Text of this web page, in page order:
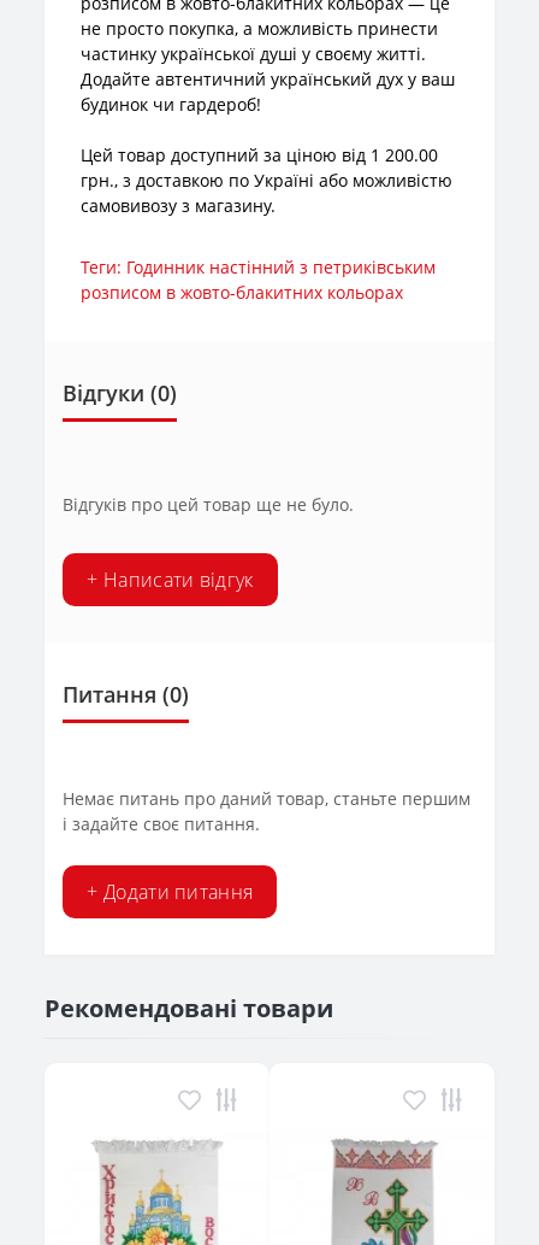
не просто покупка, а можливість принести
частинку української душі у своєму житті.
Додайте автентичний український дух у ваш
будинок чи гардероб!
Цей товар доступний за ціною від 1 200.00
грн., з доставкою по Україні або можливістю
самовивозу з магазину.
Теги: Годинник наcтінний з петриківським
розписом в жовто-блакитних кольорах
Відгуки (0)
Відгуків про цей товар ще не було.
+ Написати відгук
Питання (0)
Немає питань про даний товар, станьте першим
і задайте своє питання.
+ Додати питання
Рекомендовані товари